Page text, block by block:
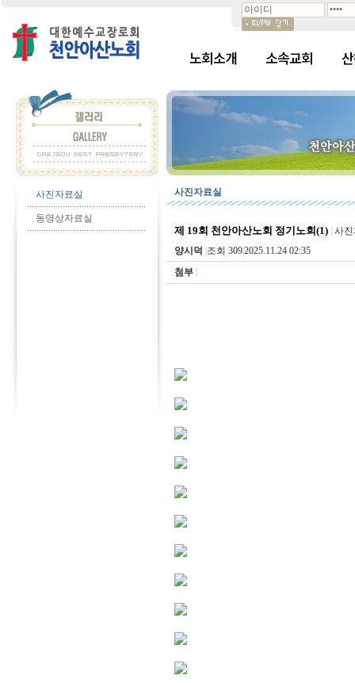
노회소개 소속교회
사진자료실
동영상자료실
사진자료실
제 19회 천안아산노회 정기노회(1) 사
양시덕 조회 3092025.11.24 02:35
첨부